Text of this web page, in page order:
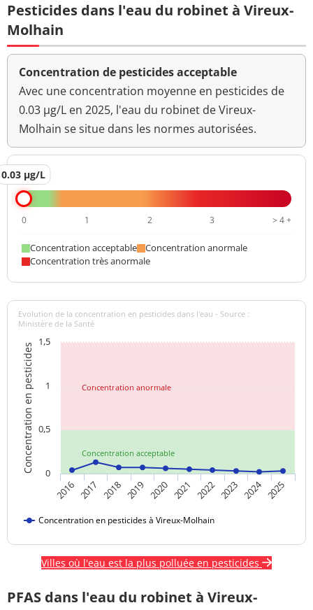
Pesticides dans l'eau du robinet à Vireux-
Molhain
Concentration de pesticides acceptable
Avec une concentration moyenne en pesticides de
0.03 µg/L en 2025, l'eau du robinet de Vireux-
Molhain se situe dans les normes autorisées.
0.03 µg/L
0 1 2 3 > 4 +
Concentration acceptable
Concentration anormale
Concentration très anormale
Concentration acceptable
Concentration anormale
Concentration en pesticides
Evolution de la concentration en pesticides dans l'eau - Source :
Ministère de la Santé
Concentration en pesticides à Vireux-Molhain
2016 2017 2018 2019 2020 2021 2022 2023 2024 2025
0
0,5
1
1,5
Villes où l'eau est la plus polluée en pesticides
PFAS dans l'eau du robinet à Vireux-